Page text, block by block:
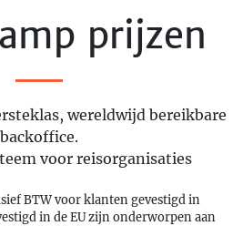
prijzen
wereldwijd bereikbare
backoffice.
voor reisorganisaties
BTW voor klanten gevestigd in
in de EU zijn onderworpen aan